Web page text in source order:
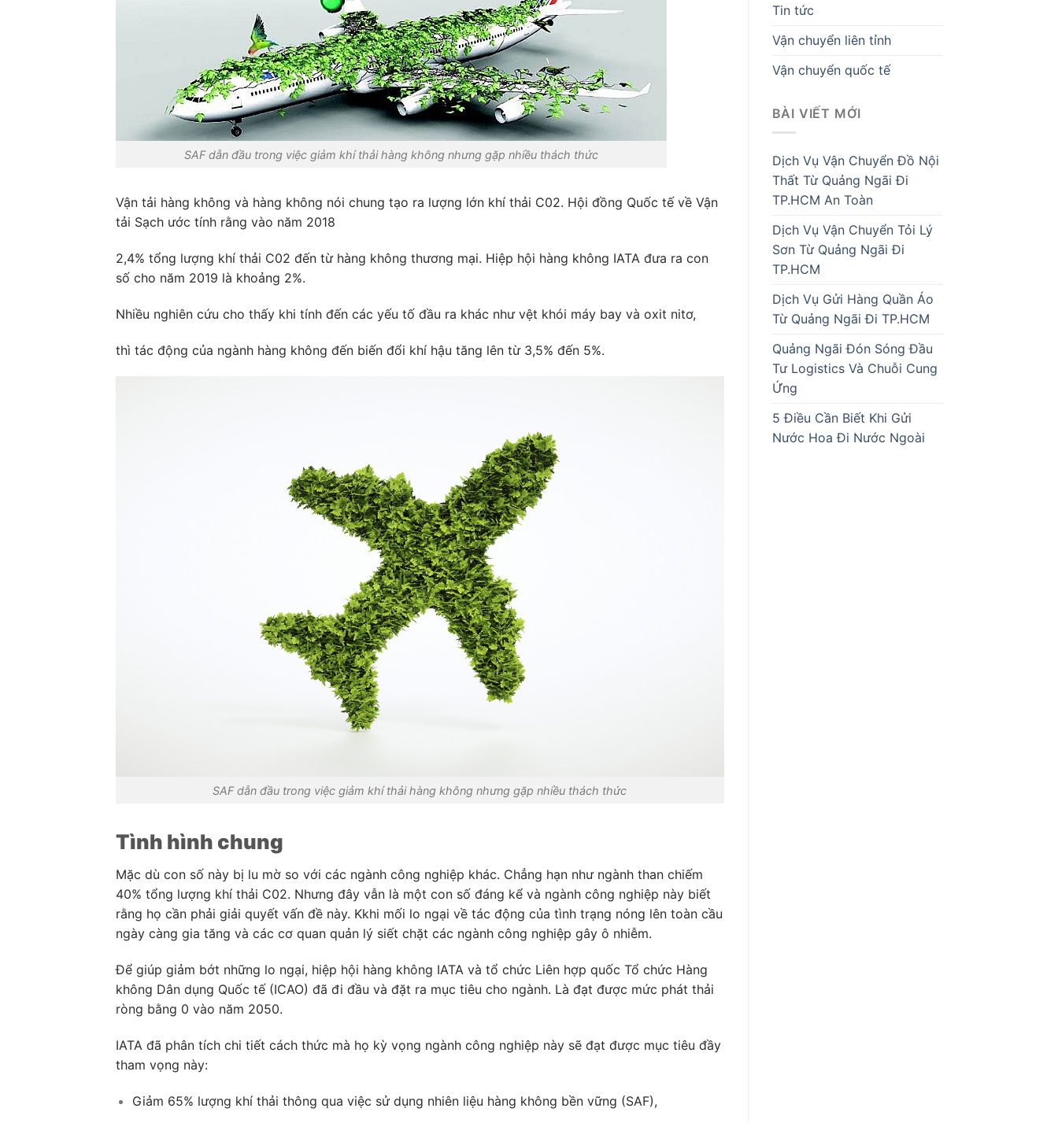
SAF dẫn đầu trong việc giảm khí thải hàng không nhưng gặp nhiều thách thức
Vận tải hàng không và hàng không nói chung tạo ra lượng lớn khí thải C02. Hội đồng Quốc tế về Vận
tải Sạch ước tính rằng vào năm 2018
2,4% tổng lượng khí thải C02 đến từ hàng không thương mại. Hiệp hội hàng không IATA đưa ra con
số cho năm 2019 là khoảng 2%.
Nhiều nghiên cứu cho thấy khi tính đến các yếu tố đầu ra khác như vệt khói máy bay và oxit nitơ,
thì tác động của ngành hàng không đến biến đổi khí hậu tăng lên từ 3,5% đến 5%.
SAF dẫn đầu trong việc giảm khí thải hàng không nhưng gặp nhiều thách thức
Tình hình chung
Mặc dù con số này bị lu mờ so với các ngành công nghiệp khác. Chẳng hạn như ngành than chiếm
40% tổng lượng khí thải C02. Nhưng đây vẫn là một con số đáng kể và ngành công nghiệp này biết
rằng họ cần phải giải quyết vấn đề này. Kkhi mối lo ngại về tác động của tình trạng nóng lên toàn cầu
ngày càng gia tăng và các cơ quan quản lý siết chặt các ngành công nghiệp gây ô nhiễm.
Để giúp giảm bớt những lo ngại, hiệp hội hàng không IATA và tổ chức Liên hợp quốc Tổ chức Hàng
không Dân dụng Quốc tế (ICAO) đã đi đầu và đặt ra mục tiêu cho ngành. Là đạt được mức phát thải
ròng bằng 0 vào năm 2050.
IATA đã phân tích chi tiết cách thức mà họ kỳ vọng ngành công nghiệp này sẽ đạt được mục tiêu đầy
tham vọng này:
Giảm 65% lượng khí thải thông qua việc sử dụng nhiên liệu hàng không bền vững (SAF),
Tin tức
Vận chuyển liên tỉnh
Vận chuyển quốc tế
BÀI VIẾT MỚI
Dịch Vụ Vận Chuyển Đồ Nội
Thất Từ Quảng Ngãi Đi
TP.HCM An Toàn
Dịch Vụ Vận Chuyển Tỏi Lý
Sơn Từ Quảng Ngãi Đi
TP.HCM
Dịch Vụ Gửi Hàng Quần Áo
Từ Quảng Ngãi Đi TP.HCM
Quảng Ngãi Đón Sóng Đầu
Tư Logistics Và Chuỗi Cung
Ứng
5 Điều Cần Biết Khi Gửi
Nước Hoa Đi Nước Ngoài